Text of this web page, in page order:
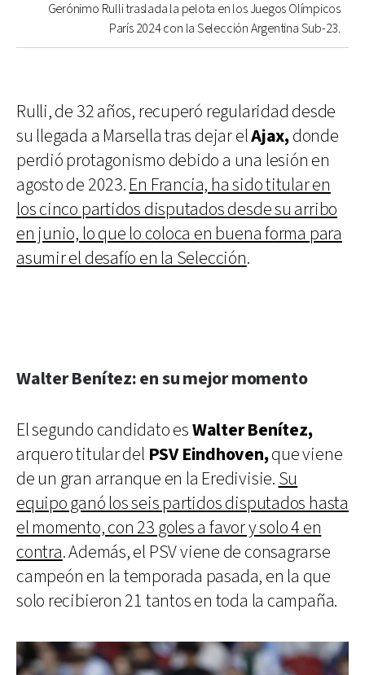
Gerónimo Rulli traslada la pelota en los Juegos Olímpicos
París 2024 con la Selección Argentina Sub-23.
Rulli, de 32 años, recuperó regularidad desde
su llegada a Marsella tras dejar elAjax,donde
perdió protagonismo debido a una lesión en
agosto de 2023.En Francia, ha sido titular en
los cinco partidos disputados desde su arribo
en junio, lo que lo coloca en buena forma para
asumir el desafío en la Selección.
Walter Benítez: en su mejor momento
El segundo candidato esWalter Benítez,
arquero titular del PSV Eindhoven,que viene
de un gran arranque en la Eredivisie. Su
equipo ganó los seis partidos disputados hasta
el momento, con 23 goles a favor y solo 4 en
contra. Además, el PSV viene de consagrarse
campeón en la temporada pasada, en la que
solo recibieron 21 tantos en toda la campaña.